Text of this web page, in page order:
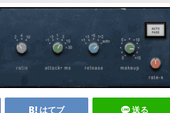
はてブ 送る